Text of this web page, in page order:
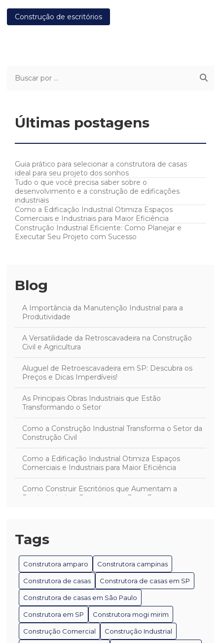
Construção de escritórios
Últimas postagens
Guia prático para selecionar a construtora de casas
ideal para seu projeto dos sonhos
Tudo o que você precisa saber sobre o
desenvolvimento e a construção de edificações
industriais
Como a Edificação Industrial Otimiza Espaços
Comerciais e Industriais para Maior Eficiência
Construção Industrial Eficiente: Como Planejar e
Executar Seu Projeto com Sucesso
Blog
A Importância da Manutenção Industrial para a
Produtividade
A Versatilidade da Retroscavadeira na Construção
Civil e Agricultura
Aluguel de Retroescavadeira em SP: Descubra os
Preços e Dicas Imperdíveis!
As Principais Obras Industriais que Estão
Transformando o Setor
Como a Construção Industrial Transforma o Setor da
Construção Civil
Como a Edificação Industrial Otimiza Espaços
Comerciais e Industriais para Maior Eficiência
Como Construir Escritórios que Aumentam a
Produtividade e Promovem o Bem-Estar
Como Escolher a Melhor Construtora de Casas para
Seu Projeto
Como Escolher a Melhor Construtora em Mogi Mirim
para Seu Projeto
Como Escolher a Melhor Construtora em São Paulo
Como Escolher a Melhor Empresa de Construção
Civil em São Paulo
Tags
Construtora amparo Construtora campinas
Construtora de casas Construtora de casas em SP
Construtora de casas em São Paulo
Construtora em SP Construtora mogi mirim
Construção Comercial Construção Industrial